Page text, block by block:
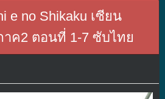
e no Shikaku เซียน
ค2 ตอนที่ 1-7 ซับไทย